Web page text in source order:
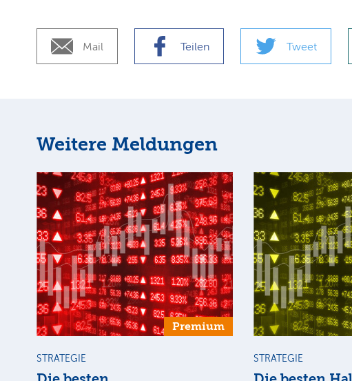
Mail Teilen Tweet
Weitere Meldungen
Premium
STRATEGIE STRATEGIE